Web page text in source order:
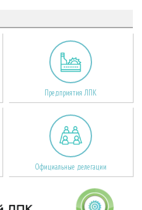
Предприятия ЛПК
Официальные делегации